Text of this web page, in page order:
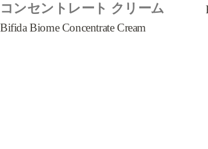
コンセントレート クリーム
Bifida Biome Concentrate Cream